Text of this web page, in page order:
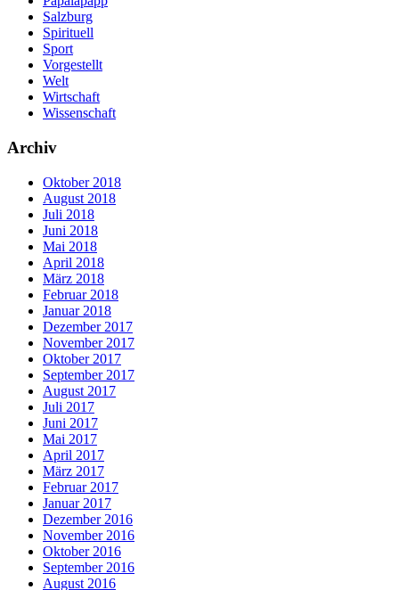
Salzburg
Spirituell
Sport
Vorgestellt
Welt
Wirtschaft
Wissenschaft
Archiv
Oktober 2018
August 2018
Juli 2018
Juni 2018
Mai 2018
April 2018
März 2018
Februar 2018
Januar 2018
Dezember 2017
November 2017
Oktober 2017
September 2017
August 2017
Juli 2017
Juni 2017
Mai 2017
April 2017
März 2017
Februar 2017
Januar 2017
Dezember 2016
November 2016
Oktober 2016
September 2016
August 2016